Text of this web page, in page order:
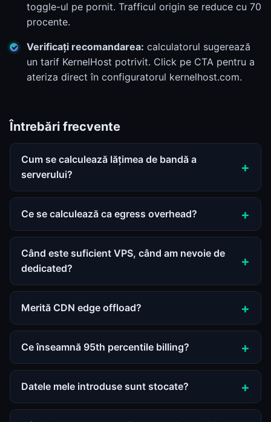
toggle-ul pe pornit. Trafficul origin se reduce cu 70
procente.
Verificați recomandarea: calculatorul sugerează
un tarif KernelHost potrivit. Click pe CTA pentru a
ateriza direct în configuratorul kernelhost.com.
Întrebări frecvente
Cum se calculează lățimea de bandă a
serverului?
Ce se calculează ca egress overhead?
Când este suficient VPS, când am nevoie de
dedicated?
Merită CDN edge offload?
Ce înseamnă 95th percentile billing?
Datele mele introduse sunt stocate?